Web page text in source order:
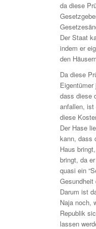
da diese
Der Staat
indem er
den
Da diese
dass diese
anfallen, ist
diese
Der Hase
kann, dass
Haus
bringt, da
quasi ein
Gesundheit
Darum ist
Naja noch,
Republik
lassen